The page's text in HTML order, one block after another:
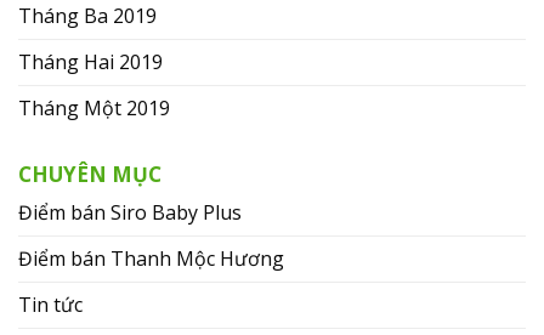
Tháng Ba 2019
Tháng Hai 2019
Tháng Một 2019
CHUYÊN MỤC
Điểm bán Siro Baby Plus
Điểm bán Thanh Mộc Hương
Tin tức